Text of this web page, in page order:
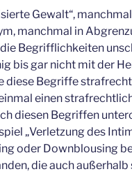
Gewalt“,
manchmal in
Begrifflichkeiten
bis gar nicht mit der
diese Begriffe
einen
diesen Begriffen
„Verletzung des
oder Downblousing
die auch